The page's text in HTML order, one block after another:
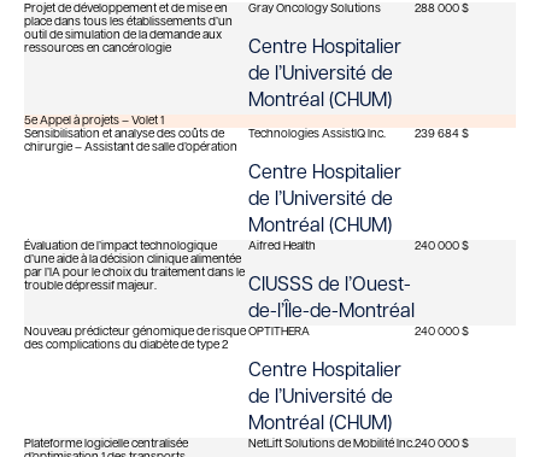
Projet de développement et de mise en
place dans tous les établissements d’un
outil de simulation de la demande aux
ressources en cancérologie
Gray Oncology Solutions
Centre Hospitalier
de l’Université de
Montréal (CHUM)
288 000 $
5e Appel à projets – Volet 1
Sensibilisation et analyse des coûts de
chirurgie – Assistant de salle d’opération
Technologies AssistIQ Inc.
Centre Hospitalier
de l’Université de
Montréal (CHUM)
239 684 $
Évaluation de l’impact technologique
d’une aide à la décision clinique alimentée
par l’IA pour le choix du traitement dans le
trouble dépressif majeur.
Aifred Health
CIUSSS de l’Ouest-
de-l’Île-de-Montréal
240 000 $
Nouveau prédicteur génomique de risque
des complications du diabète de type 2
OPTITHERA
Centre Hospitalier
de l’Université de
Montréal (CHUM)
240 000 $
Plateforme logicielle centralisée
NetLift Solutions de Mobilité Inc.240 000 $